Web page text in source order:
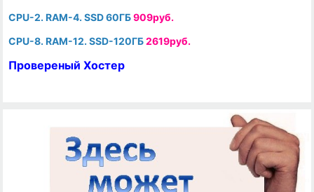
CPU-2. RAM-4. SSD 60ГБ909руб.
CPU-8. RAM-12. SSD-120ГБ2619руб.
Провереный Хостер